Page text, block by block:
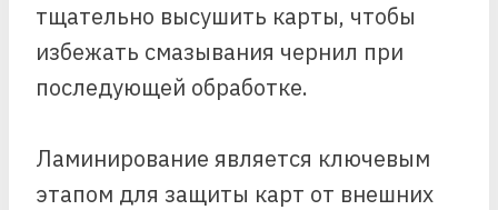
тщательно высушить карты, чтобы
избежать смазывания чернил при
последующей обработке.
Ламинирование является ключевым
этапом для защиты карт от внешних